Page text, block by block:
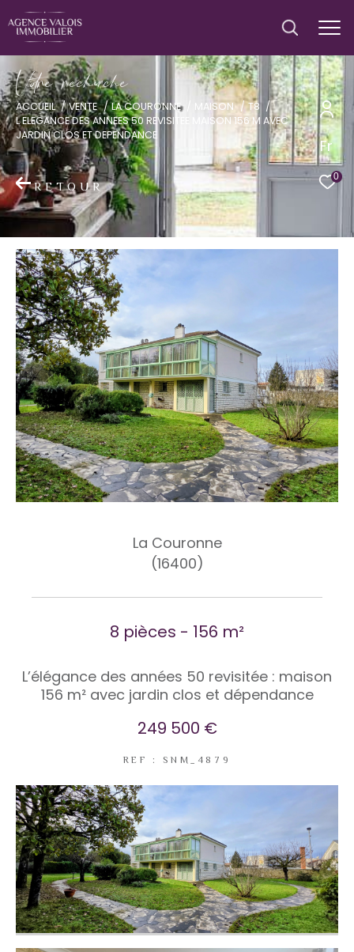
Fr
0
Vore recece
ACCUEIL VENTE LA COURONNE MAISON
T8
L ELEGANCE DES ANNEES 50 REVISITEE MAISON 156 M AVEC
JARDIN CLOS ET DEPENDANCE
RETOUR
La Couronne
(16400)
8 pièces - 156 m²
L’élégance des années 50 revisitée : maison
156 m² avec jardin clos et dépendance
249 500 €
REF : SNM_4879